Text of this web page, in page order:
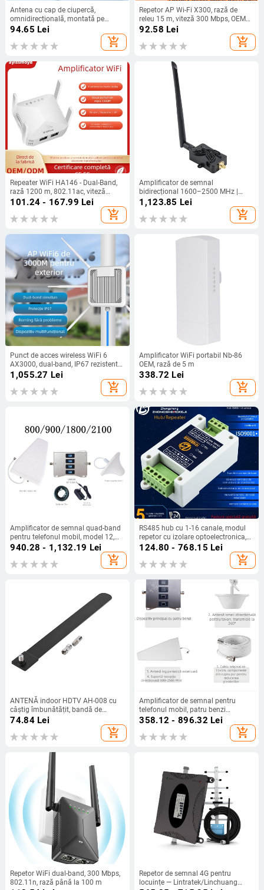
Antena cu cap de ciupercă,
omnidirecțională, montată pe
tavan, comunicație 5G pentru rețea
completă, amplificator de semnal
pentru telefonul mobil și WiFi
frecvențe 700–3800 MHz,
Impedanță 50 Ω, SWR ≤ 1,5)
94.65 Lei
add_shopping_cart
Repetor AP Wi-Fi X300, rază de
releu 15 m, viteză 300 Mbps, OEM
disponibil
92.58 Lei
add_shopping_cart
Repeater WiFi HA146 - Dual-Band,
rază 1200 m, 802.11ac, viteză
Gigabit
101.24 - 167.99 Lei
add_shopping_cart
Amplificator de semnal
bidirecțional 1600–2500 MHz |
Edups Ep-ab057 | 802.11ac | router
cu bandă largă
1,123.85 Lei
add_shopping_cart
Punct de acces wireless WiFi 6
AX3000, dual-band, IP67 rezistent
la apă, repetor/amplificator de
semnal pentru acoperire la distanțe
mari, alimentare POE, până la 300
1,055.27 Lei
add_shopping_cart
Amplificator WiFi portabil Nb-86
OEM, rază de 5 m
338.72 Lei
add_shopping_cart
Amplificator de semnal quad-band
pentru telefonul mobil, model 12,
acoperire 200–800, greutate 2,5 kg
940.28 - 1,132.19 Lei
add_shopping_cart
RS485 hub cu 1-16 canale, modul
repetor cu izolare optoelectronica,
amplificator de semnal, anti-
interferențe și protecție la fulgere
124.80 - 768.15 Lei
add_shopping_cart
ANTENĂ indoor HDTV AH-008 cu
câștig îmbunătățit, bandă de
frecvențe 146–176 MHz și 230–
862 MHz, Impedanță 75 Ω, SWR ≤
2.0
74.84Lei
add_shopping_cart
Amplificator de semnal pentru
telefonul mobil, patru benzi
GSM/LTE/DCS/WCDMA – Qi Yue,
358.12 - 896.32 Lei
add_shopping_cart
Repetor WiFi dual-band, 300 Mbps,
802.11n, rază până la 100 m
Repetor de semnal 4G pentru
locuințe — Lintratek/Linchuang